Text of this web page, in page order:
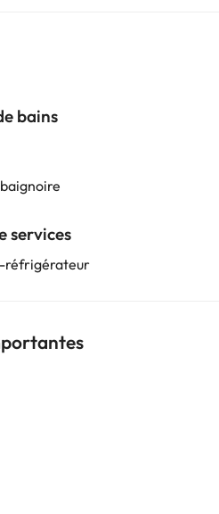
bains
services
réfrigérateur